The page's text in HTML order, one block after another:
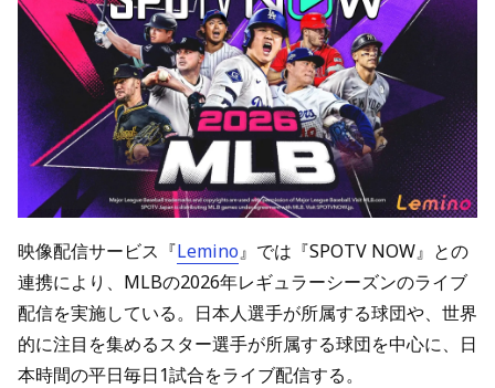
映像配信サービス『Lemino』では『SPOTV NOW』との
連携により、MLBの2026年レギュラーシーズンのライブ
配信を実施している。日本人選手が所属する球団や、世界
的に注目を集めるスター選手が所属する球団を中心に、日
本時間の平日毎日1試合をライブ配信する。